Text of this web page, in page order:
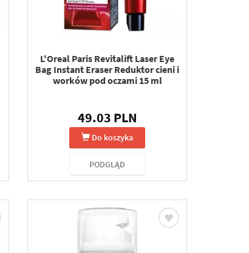
L'Oreal Paris Revitalift Laser Eye
Bag Instant Eraser Reduktor cieni i
worków pod oczami 15 ml
49.03 PLN
Do koszyka
PODGLĄD